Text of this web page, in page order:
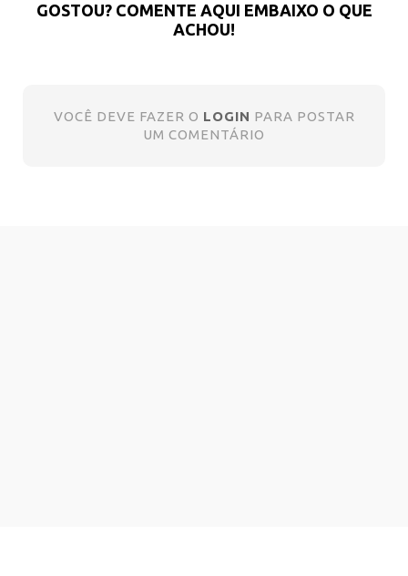
GOSTOU? COMENTE AQUI EMBAIXO O QUE
ACHOU!
VOCÊ DEVE FAZER O LOGIN PARA POSTAR
UM COMENTÁRIO